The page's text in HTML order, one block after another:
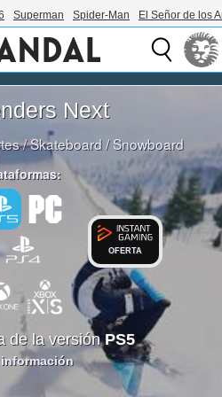
Superman Spider-Man El Señor de los
Next
/Skateboard/Snowboard
OFERTA
de la versiónPS5
información